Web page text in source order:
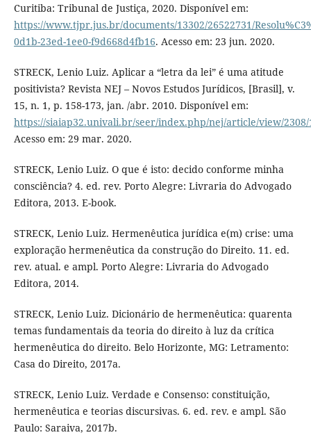
Curitiba: Tribunal de Justiça, 2020. Disponível em:
https://www.tjpr.jus.br/documents/13302/26522731/
0d1b-23ed-1ee0-f9d668d4fb16. Acesso em: 23 jun. 2020.
STRECK, Lenio Luiz. Aplicar a “letra da lei” é uma atitude
positivista? Revista NEJ – Novos Estudos Jurídicos, [Brasil], v.
15, n. 1, p. 158-173, jan. /abr. 2010. Disponível em:
https://siaiap32.univali.br/seer/index.php/nej/article/view/2308/
Acesso em: 29 mar. 2020.
STRECK, Lenio Luiz. O que é isto: decido conforme minha
consciência? 4. ed. rev. Porto Alegre: Livraria do Advogado
Editora, 2013. E-book.
STRECK, Lenio Luiz. Hermenêutica jurídica e(m) crise: uma
exploração hermenêutica da construção do Direito. 11. ed.
rev. atual. e ampl. Porto Alegre: Livraria do Advogado
Editora, 2014.
STRECK, Lenio Luiz. Dicionário de hermenêutica: quarenta
temas fundamentais da teoria do direito à luz da crítica
hermenêutica do direito. Belo Horizonte, MG: Letramento:
Casa do Direito, 2017a.
STRECK, Lenio Luiz. Verdade e Consenso: constituição,
hermenêutica e teorias discursivas. 6. ed. rev. e ampl. São
Paulo: Saraiva, 2017b.